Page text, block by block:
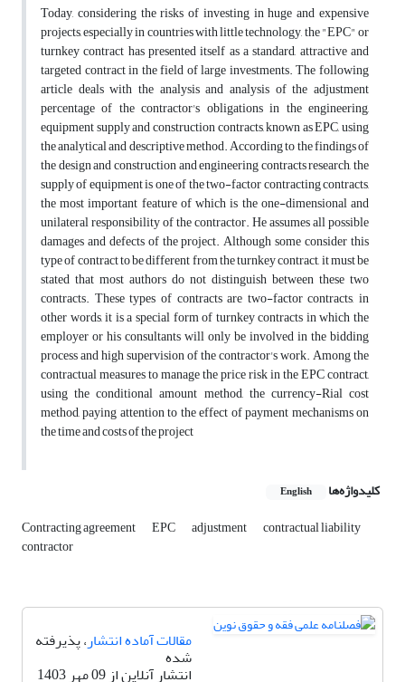
Today, considering the risks of investing in huge and expensive
projects, especially in countries with little technology, the "EPC" or
turnkey contract has presented itself as a standard, attractive and
targeted contract in the field of large investments. The following
article deals with the analysis and analysis of the adjustment
percentage of the contractor's obligations in the engineering,
equipment supply and construction contracts, known as EPC, using
the analytical and descriptive method. According to the findings of
the design and construction and engineering contracts research, the
supply of equipment is one of the two-factor contracting contracts,
the most important feature of which is the one-dimensional and
unilateral responsibility of the contractor. He assumes all possible
damages and defects of the project. Although some consider this
type of contract to be different from the turnkey contract, it must be
stated that most authors do not distinguish between these two
contracts. These types of contracts are two-factor contracts, in
other words, it is a special form of turnkey contracts in which the
employer or his consultants will only be involved in the bidding
process and high supervision of the contractor's work. Among the
contractual measures to manage the price risk in the EPC contract,
using the conditional amount method, the currency-Rial cost
method, paying attention to the effect of payment mechanisms on
the time and costs of the project
کلیدواژه‌ها English
Contracting agreement EPC adjustment contractual liability
contractor
مقالات آماده انتشار، پذیرفته
شده
انتشار آنلاین از 09 مهر 1403